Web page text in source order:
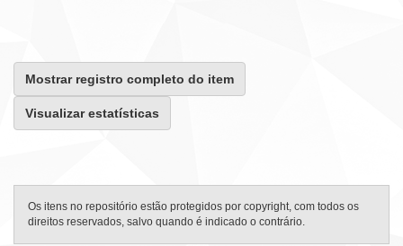
Mostrar registro completo do item
Visualizar estatísticas
Os itens no repositório estão protegidos por copyright, com todos os
direitos reservados, salvo quando é indicado o contrário.